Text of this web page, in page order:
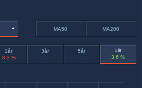
MA50 MA200
1år
-8,3 %
3år
-
5år
-
allt
3,6 %